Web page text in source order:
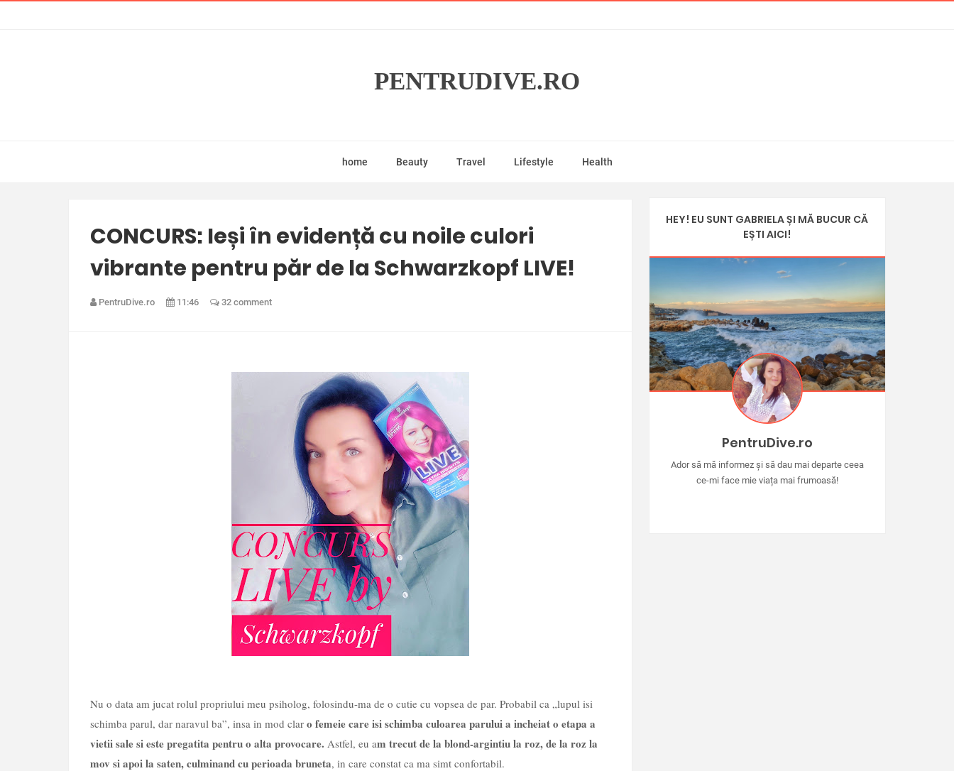
PENTRUDIVE.RO
home Beauty Travel Lifestyle Health
CONCURS: Ieși în evidență cu noile culori
vibrante pentru păr de la Schwarzkopf LIVE!
PentruDive.ro 11:46 32 comment
Nu o data am jucat rolul propriului meu psiholog, folosindu-ma de o cutie cu vopsea de par. Probabil ca „lupul isi
schimba parul, dar naravul ba”, insa in mod clar o femeie care isi schimba culoarea parului a incheiat o etapa a
vietii sale si este pregatita pentru o alta provocare. Astfel, eu am trecut de la blond-argintiu la roz, de la roz la
mov si apoi la saten, culminand cu perioada bruneta, in care constat ca ma simt confortabil.
HEY! EU SUNT GABRIELA ȘI MĂ BUCUR CĂ
EȘTI AICI!
PentruDive.ro
Ador să mă informez și să dau mai departe ceea
ce-mi face mie viața mai frumoasă!